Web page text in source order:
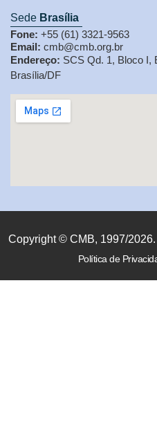
Sede Brasília
Fone: +55 (61) 3321-9563
Email: cmb@cmb.org.br
Endereço: SCS Qd. 1, Bloco I,
Brasília/DF
Copyright © CMB, 1997/
Política de